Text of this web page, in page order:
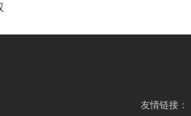
友情链接：